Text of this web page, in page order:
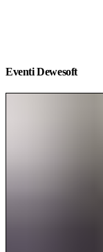
Eventi Dewesoft